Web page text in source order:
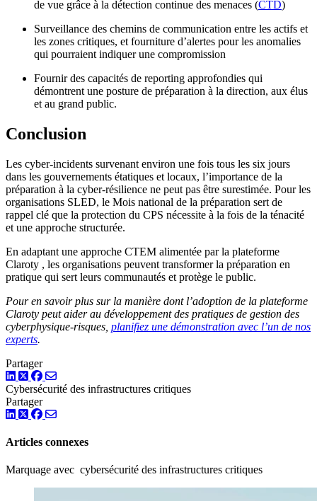
de vue grâce à la détection continue des menaces (CTD)
Surveillance des chemins de communication entre les actifs et
les zones critiques, et fourniture d’alertes pour les anomalies
qui pourraient indiquer une compromission
Fournir des capacités de reporting approfondies qui
démontrent une posture de préparation à la direction, aux élus
et au grand public.
Conclusion
Les cyber-incidents survenant environ une fois tous les six jours
dans les gouvernements étatiques et locaux, l’importance de la
préparation à la cyber-résilience ne peut pas être surestimée. Pour les
organisations SLED, le Mois national de la préparation sert de
rappel clé que la protection du CPS nécessite à la fois de la ténacité
et une approche structurée.
En adaptant une approche CTEM alimentée par la plateforme
Claroty , les organisations peuvent transformer la préparation en
pratique qui sert leurs communautés et protège le public.
Pour en savoir plus sur la manière dont l’adoption de la plateforme
Claroty peut aider au développement des pratiques de gestion des
cyberphysique-risques, planifiez une démonstration avec l’un de nos
experts.
Partager
LinkedIn
TwitterFacebook
Cybersécurité des infrastructures critiques
Partager
LinkedIn
TwitterFacebook
Articles connexes
Marquage avec cybersécurité des infrastructures critiques